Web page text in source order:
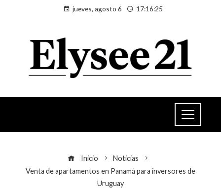
jueves, agosto 6 17:16:25
Inicio
Noticias
Venta de apartamentos en Panamá para inversores de
Uruguay